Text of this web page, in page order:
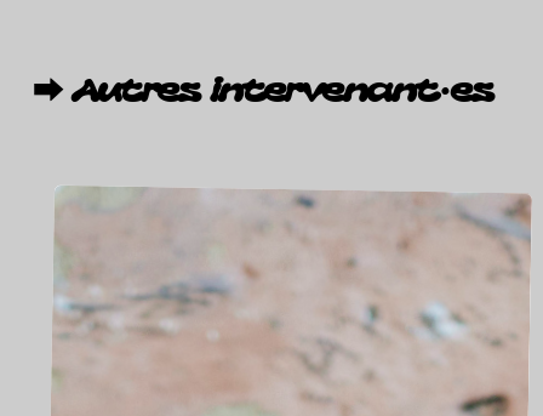
⮕ Autres intervenant·es
Fatima